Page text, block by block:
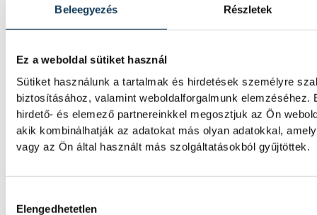
Beleegyezés Részletek
Ez a weboldal sütiket használ
Sütiket használunk a tartalmak és hirdetések személyre
biztosításához, valamint weboldalforgalmunk
hirdető- és elemező partnereinkkel megosztjuk az Ön
akik kombinálhatják az adatokat más olyan adatokkal,
vagy az Ön által használt más szolgáltatásokból gyűjtöttek.
Elengedhetetlen
A Ferencvárosi TC labdarúgócsapata 2-1-
A korai piros lap
Veszprém sorsát
A veszprémi labdarúgócsapat 6–0-ra